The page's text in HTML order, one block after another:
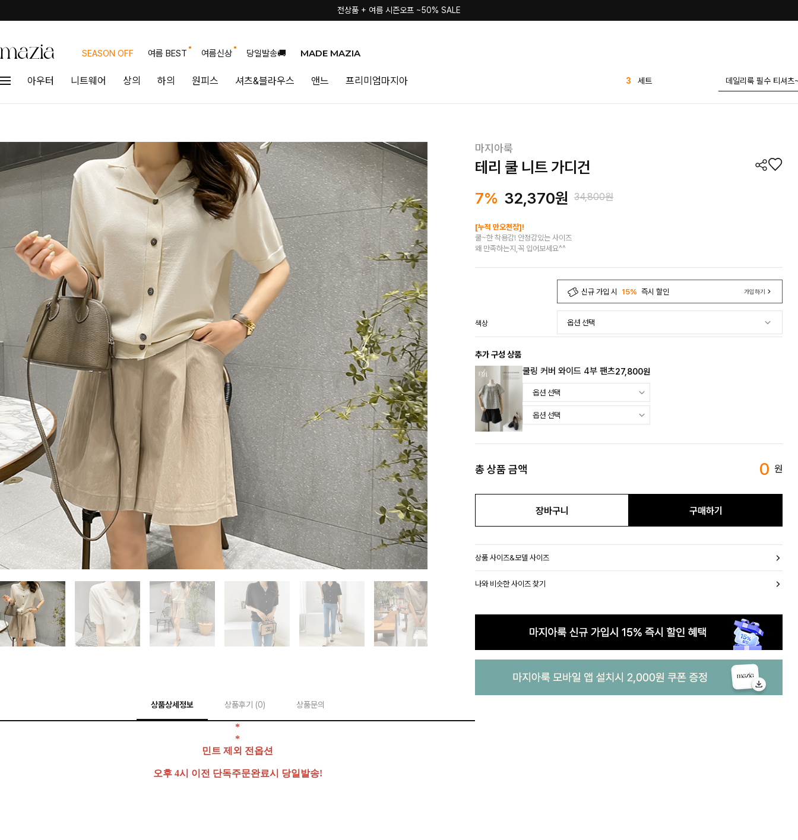
전상품 + 여름 시즌오프 ~50% SALE
SEASON OFF 여름 BEST 여름신상 당일발송🚚 MADE MAZIA
아우터 니트웨어 상의 하의 원피스 셔츠&블라우스 앤느 프리미엄마지아 4
티셔츠
상품상세정보 상품후기 (0) 상품문의
*
*
민트 제외 전옵션
오후 4시 이전 단독주문완료시 당일발송!
마지아룩
테리 쿨 니트 가디건
7% 32,370원 34,800원
[누적 만오천장]!
쿨~한 착용감! 안정감있는 사이즈
왜 만족하는지,꼭 입어보세요^^
신규 가입 시 15% 즉시 할인 가입하기
색상
추가 구성 상품
쿨링 커버 와이드 4부 팬츠27,800원
총 상품 금액 0 원
장바구니 구매하기
상품 사이즈&모델 사이즈
나와 비슷한 사이즈 찾기